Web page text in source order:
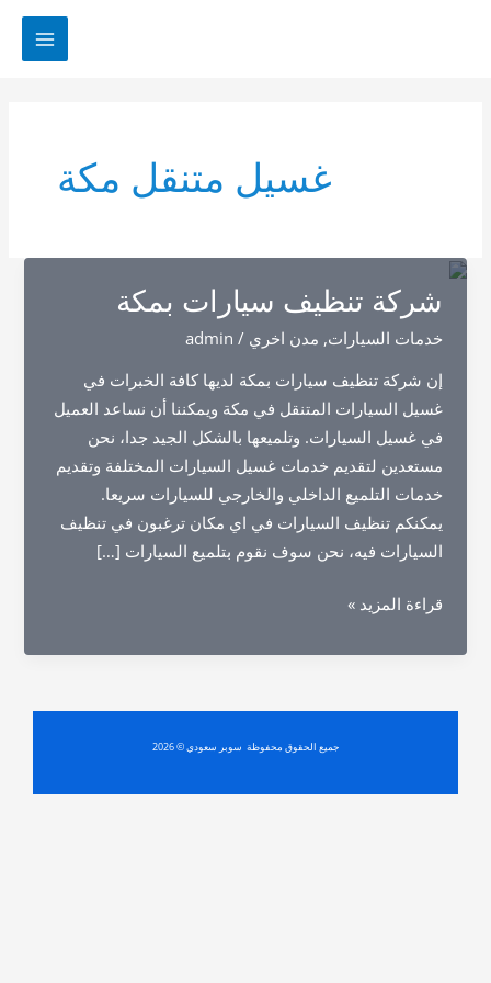
غسيل متنقل مكة
شركة تنظيف سيارات بمكة
خدمات السيارات, مدن اخري /
admin
إن شركة تنظيف سيارات بمكة لديها كافة الخبرات في
غسيل السيارات المتنقل في مكة ويمكننا أن نساعد العميل
في غسيل السيارات. وتلميعها بالشكل الجيد جدا، نحن
مستعدين لتقديم خدمات غسيل السيارات المختلفة وتقديم
خدمات التلميع الداخلي والخارجي للسيارات سريعا.
يمكنكم تنظيف السيارات في اي مكان ترغبون في تنظيف
السيارات فيه، نحن سوف نقوم بتلميع السيارات […]
شركة
سيارات
قراءة المزيد »
جميع الحقوق محفوظة سوبر سعودي © 2026